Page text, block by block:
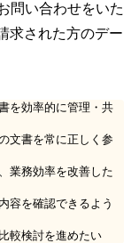
問い合わせをいた
求された方のデー
を効率的に管理・共
文書を常に正しく参
業務効率を改善した
容を確認できるよう
較検討を進めたい